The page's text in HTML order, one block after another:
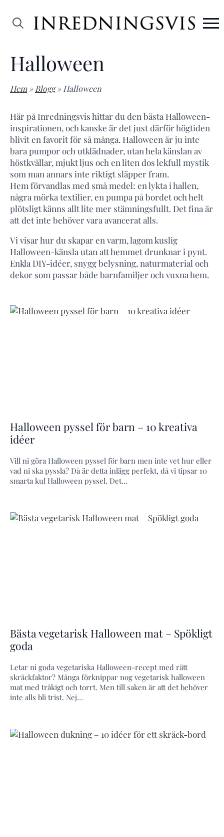
Halloween
Hem » Blogg » Halloween
Här på Inredningsvis hittar du den bästa Halloween-
inspirationen, och kanske är det just därför högtiden
blivit en favorit för så många. Halloween är ju inte
bara pumpor och utklädnader, utan hela känslan av
höstkvällar, mjukt ljus och en liten dos lekfull mystik
som man annars inte riktigt släpper fram.
Hem förvandlas med små medel: en lykta i hallen,
några mörka textilier, en pumpa på bordet och helt
plötsligt känns allt lite mer stämningsfullt. Det fina är
att det inte behöver vara avancerat alls.
Vi visar hur du skapar en varm, lagom kuslig
Halloween-känsla utan att hemmet drunknar i pynt.
Enkla DIY-idéer, snygg belysning, naturmaterial och
dekor som passar både barnfamiljer och vuxna hem.
Halloween pyssel för barn – 10 kreativa
idéer
Vill ni göra Halloween pyssel för barn men inte vet hur eller
vad ni ska pyssla? Då är detta inlägg perfekt, då vi tipsar 10
smarta kul Halloween pyssel. Det…
Bästa vegetarisk Halloween mat – Spökligt
goda
Letar ni goda vegetariska Halloween-recept med rätt
skräckfaktor? Många förknippar nog vegetarisk halloween
mat med tråkigt och torrt. Men till saken är att det behöver
inte alls bli trist. Nej…